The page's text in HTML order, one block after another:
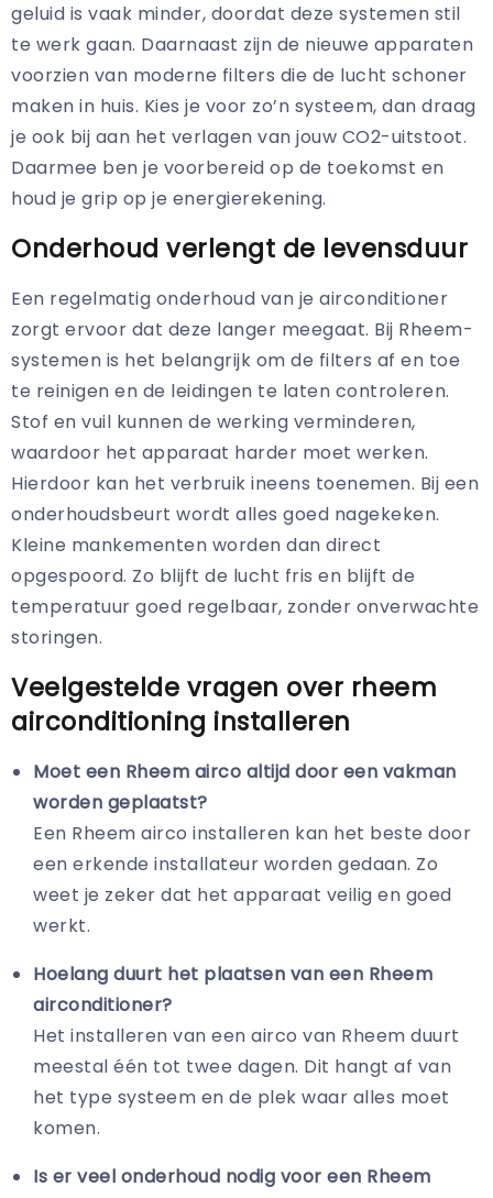
geluid is vaak minder, doordat deze systemen stil
te werk gaan. Daarnaast zijn de nieuwe apparaten
voorzien van moderne filters die de lucht schoner
maken in huis. Kies je voor zo’n systeem, dan draag
je ook bij aan het verlagen van jouw CO2-uitstoot.
Daarmee ben je voorbereid op de toekomst en
houd je grip op je energierekening.
Onderhoud verlengt de levensduur
Een regelmatig onderhoud van je airconditioner
zorgt ervoor dat deze langer meegaat. Bij Rheem-
systemen is het belangrijk om de filters af en toe
te reinigen en de leidingen te laten controleren.
Stof en vuil kunnen de werking verminderen,
waardoor het apparaat harder moet werken.
Hierdoor kan het verbruik ineens toenemen. Bij een
onderhoudsbeurt wordt alles goed nagekeken.
Kleine mankementen worden dan direct
opgespoord. Zo blijft de lucht fris en blijft de
temperatuur goed regelbaar, zonder onverwachte
storingen.
Veelgestelde vragen over rheem
airconditioning installeren
Moet een Rheem airco altijd door een vakman
worden geplaatst?
Een Rheem airco installeren kan het beste door
een erkende installateur worden gedaan. Zo
weet je zeker dat het apparaat veilig en goed
werkt.
Hoelang duurt het plaatsen van een Rheem
airconditioner?
Het installeren van een airco van Rheem duurt
meestal één tot twee dagen. Dit hangt af van
het type systeem en de plek waar alles moet
komen.
Is er veel onderhoud nodig voor een Rheem